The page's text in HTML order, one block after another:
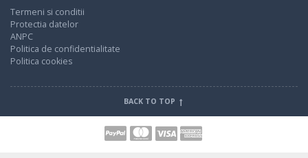
Termeni si conditii
Protectia datelor
ANPC
Politica de confidentialitate
Politica cookies
BACK TO TOP